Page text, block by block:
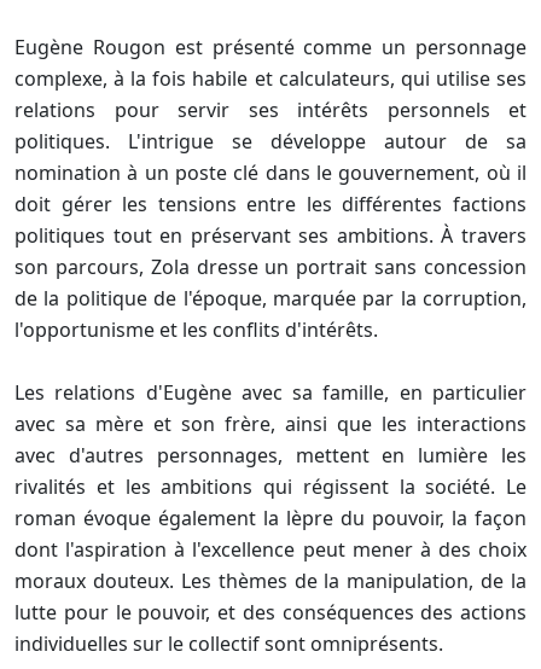
Eugène Rougon est présenté comme un personnage
complexe, à la fois habile et calculateurs, qui utilise ses
relations pour servir ses intérêts personnels et
politiques. L'intrigue se développe autour de sa
nomination à un poste clé dans le gouvernement, où il
doit gérer les tensions entre les différentes factions
politiques tout en préservant ses ambitions. À travers
son parcours, Zola dresse un portrait sans concession
de la politique de l'époque, marquée par la corruption,
l'opportunisme et les conflits d'intérêts.
Les relations d'Eugène avec sa famille, en particulier
avec sa mère et son frère, ainsi que les interactions
avec d'autres personnages, mettent en lumière les
rivalités et les ambitions qui régissent la société. Le
roman évoque également la lèpre du pouvoir, la façon
dont l'aspiration à l'excellence peut mener à des choix
moraux douteux. Les thèmes de la manipulation, de la
lutte pour le pouvoir, et des conséquences des actions
individuelles sur le collectif sont omniprésents.